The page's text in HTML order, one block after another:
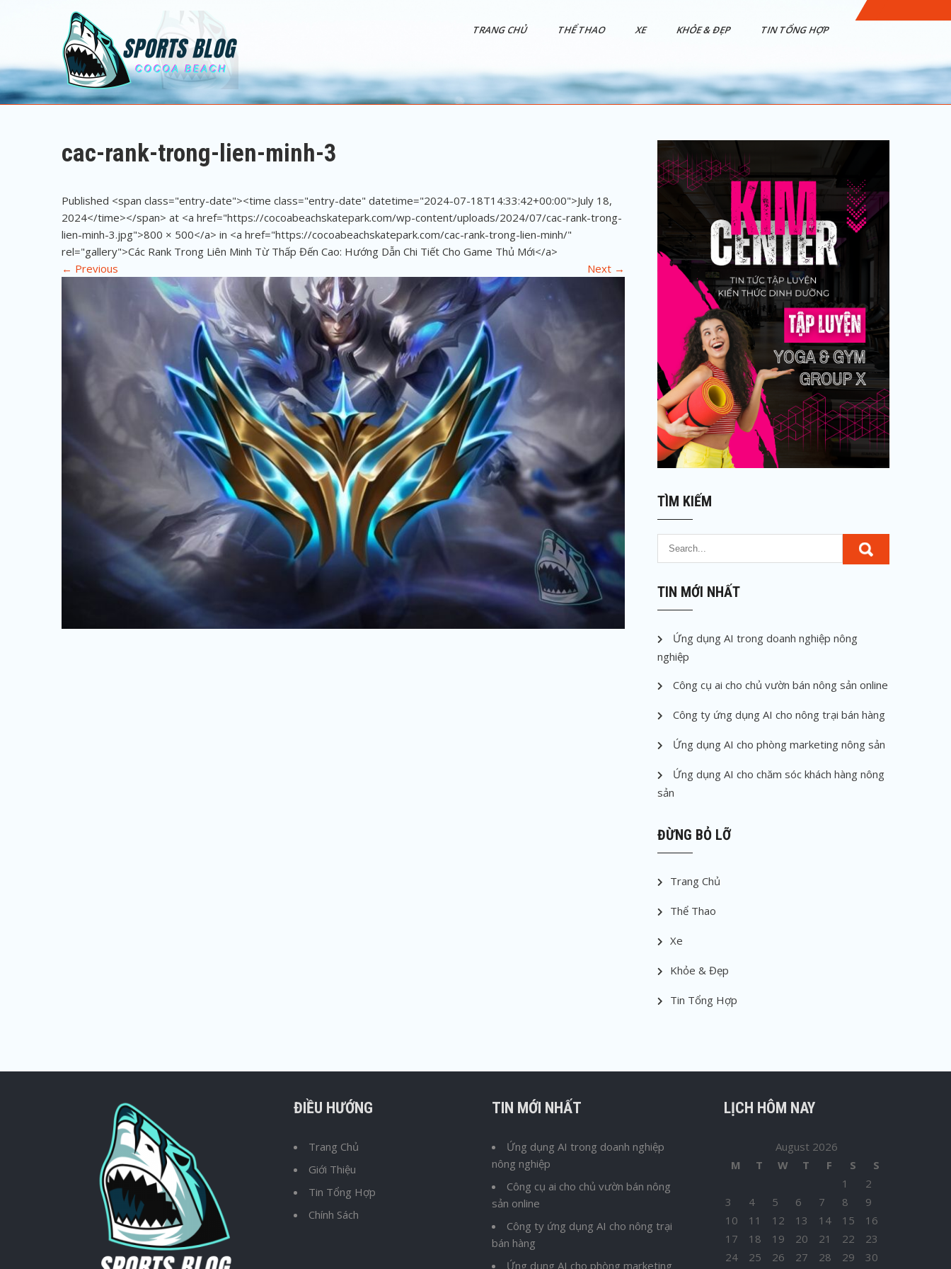
Sports Blog
Cocoa Beach
TRANG CHỦ THỂ THAO XE KHỎE & ĐẸP TIN TỔNG HỢP
cac-rank-trong-lien-minh-3
Published <span class="entry-date"><time class="entry-date" datetime="2024-07-18T14:33:42+00:00">July 18,
2024</time></span> at <a href="https://cocoabeachskatepark.com/wp-content/uploads/2024/07/cac-rank-trong-
lien-minh-3.jpg">800 × 500</a> in <a href="https://cocoabeachskatepark.com/cac-rank-trong-lien-minh/"
rel="gallery">Các Rank Trong Liên Minh Từ Thấp Đến Cao: Hướng Dẫn Chi Tiết Cho Game Thủ Mới</a>
← Previous Next →
TÌM KIẾM
TIN MỚI NHẤT
Ứng dụng AI trong doanh nghiệp nông
nghiệp
Công cụ ai cho chủ vườn bán nông sản online
Công ty ứng dụng AI cho nông trại bán hàng
Ứng dụng AI cho phòng marketing nông sản
Ứng dụng AI cho chăm sóc khách hàng nông
sản
ĐỪNG BỎ LỠ
Trang Chủ
Thể Thao
Xe
Khỏe & Đẹp
Tin Tổng Hợp
ĐIỀU HƯỚNG
Trang Chủ
Giới Thiệu
Tin Tổng Hợp
Chính Sách
TIN MỚI NHẤT
Ứng dụng AI trong doanh nghiệp
nông nghiệp
Công cụ ai cho chủ vườn bán nông
sản online
Công ty ứng dụng AI cho nông trại
bán hàng
Ứng dụng AI cho phòng marketing
LỊCH HÔM NAY
August 2026
M
T W T F S
S
1
2
3
4 5 6 7 8
9
10
11 12 13 14 15
16
17
18 19 20 21 22
23
24
25 26 27 28 29
30